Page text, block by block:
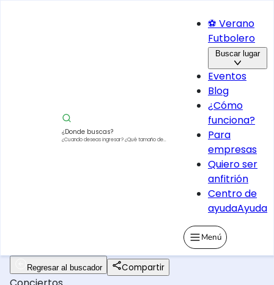
¿Donde buscas?
¿Cuando deseas ingresar?¿Qué tamaño de
⚽ Verano
Futbolero
Buscar lugar
Eventos
Blog
¿Cómo
funciona?
Para
empresas
Quiero ser
anfitrión
Centro de
ayudaAyuda
Menú
Regresar al buscador Compartir